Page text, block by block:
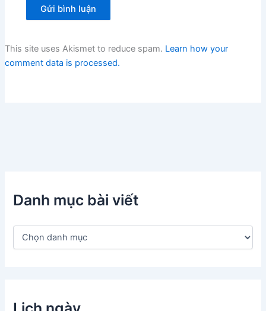
This site uses Akismet to reduce spam. Learn how your
comment data is processed.
Danh mục bài viết
D
c